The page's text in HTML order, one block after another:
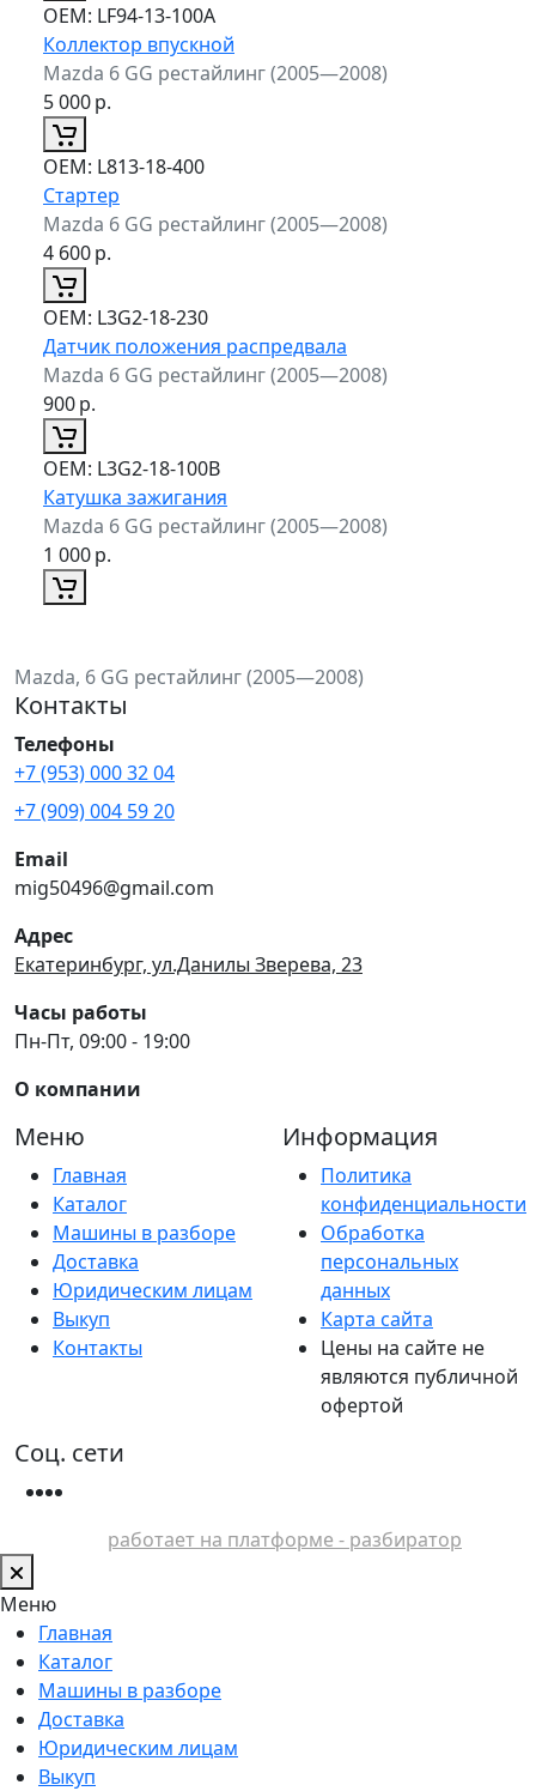
ОЕМ: LF94-13-100A
Коллектор впускной
Mazda 6 GG рестайлинг (2005—2008)
5 000р.
ОЕМ: L813-18-400
Стартер
Mazda 6 GG рестайлинг (2005—2008)
4 600р.
ОЕМ: L3G2-18-230
Датчик положения распредвала
Mazda 6 GG рестайлинг (2005—2008)
900р.
ОЕМ: L3G2-18-100B
Катушка зажигания
Mazda 6 GG рестайлинг (2005—2008)
1 000р.
Mazda, 6 GG рестайлинг (2005—2008)
Контакты
Телефоны
+7 (953) 000 32 04
+7 (909) 004 59 20
Email
mig50496@gmail.com
Адрес
Екатеринбург, ул.Данилы Зверева, 23
Часы работы
Пн-Пт, 09:00 - 19:00
О компании
Меню
Главная
Каталог
Машины в разборе
Доставка
Юридическим лицам
Выкуп
Контакты
Информация
Политика
конфиденциальности
Обработка
персональных
данных
Карта сайта
Цены на сайте не
являются публичной
офертой
Соц. сети
работает на платформе - разбиратор
Меню
Главная
Каталог
Машины в разборе
Доставка
Юридическим лицам
Выкуп